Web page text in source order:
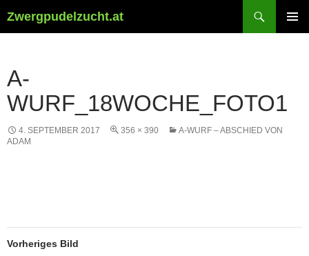
Zwergpudelzucht.at
A-
WURF_18WOCHE_FOTO1
4. SEPTEMBER 2017 356 × 390
A-WURF – ABSCHIED VON
ADAM
Vorheriges Bild